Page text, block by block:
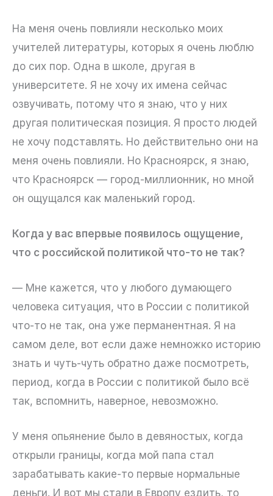
На меня очень повлияли несколько моих
учителей литературы, которых я очень люблю
до сих пор. Одна в школе, другая в
университете. Я не хочу их имена сейчас
озвучивать, потому что я знаю, что у них
другая политическая позиция. Я просто людей
не хочу подставлять. Но действительно они на
меня очень повлияли. Но Красноярск, я знаю,
что Красноярск — город-миллионник, но мной
он ощущался как маленький город.
Когда у вас впервые появилось ощущение,
что с российской политикой что-то не так?
— Мне кажется, что у любого думающего
человека ситуация, что в России с политикой
что-то не так, она уже перманентная. Я на
самом деле, вот если даже немножко историю
знать и чуть-чуть обратно даже посмотреть,
период, когда в России с политикой было всё
так, вспомнить, наверное, невозможно.
У меня опьянение было в девяностых, когда
открыли границы, когда мой папа стал
зарабатывать какие-то первые нормальные
деньги. И вот мы стали в Европу ездить, то